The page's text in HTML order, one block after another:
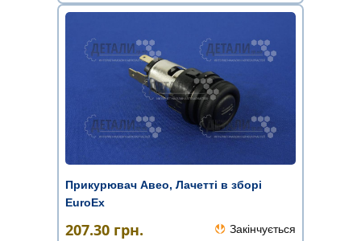
Прикурювач Авео, Лачетті в зборі
EuroEx
207.30 грн. Закінчується